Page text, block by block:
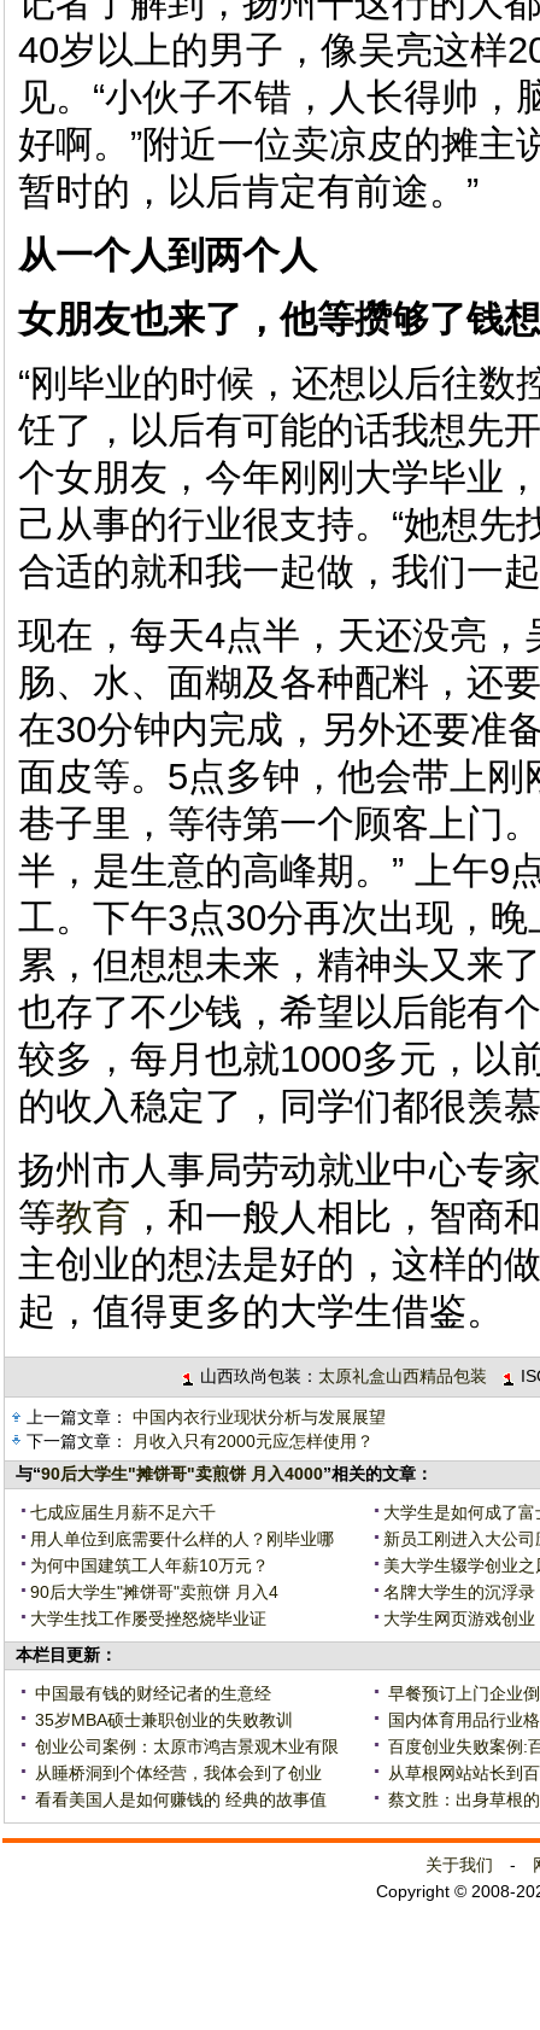
40岁以上的男子，像吴亮这样
见。“小伙子不错，人长得帅
好啊。”附近一位卖凉皮的摊主
暂时的，以后肯定有前途。”
从一个人到两个人
女朋友也来了，他等攒够了钱
“刚毕业的时候，还想以后往
饪了，以后有可能的话我想先
个女朋友，今年刚刚大学毕业
己从事的行业很支持。“她想
合适的就和我一起做，我们一
现在，每天4点半，天还没亮
肠、水、面糊及各种配料，还
在30分钟内完成，另外还要准
面皮等。5点多钟，他会带上
巷子里，等待第一个顾客上门
半，是生意的高峰期。” 上午9
工。下午3点30分再次出现，
累，但想想未来，精神头又来
也存了不少钱，希望以后能有
较多，每月也就1000多元，以
的收入稳定了，同学们都很羡
扬州市人事局劳动就业中心专
等教育 ，和一般人相比，智商
主创业的想法是好的，这样的
起，值得更多的大学生借鉴。
山西玖尚包装： 太原礼盒山西精品包装
上一篇文章： 中国内衣行业现状分析与发展展望
下一篇文章：
月收入只有2000元应怎样使用？
与“90后大学生"摊饼哥"卖煎饼 月入4000”相关的文章：
七成应届生月薪不足六千
大学生是如何成了富
用人单位到底需要什么样的人？刚毕业哪
新员工刚进入大公
为何中国建筑工人年薪10万元？
美大学生辍学创业
90后大学生"摊饼哥"卖煎饼 月入4
名牌大学生的沉浮录
大学生找工作屡受挫怒烧毕业证
大学生网页游戏创
本栏目更新：
中国最有钱的财经记者的生意经
早餐预订上门企业
35岁MBA硕士兼职创业的失败教训
国内体育用品行业
创业公司案例：太原市鸿吉景观木业有限
百度创业失败案例:
从睡桥洞到个体经营，我体会到了创业
从草根网站站长到
看看美国人是如何赚钱的 经典的故事值
蔡文胜：出身草根
关于我们 -
Copyright © 2008-